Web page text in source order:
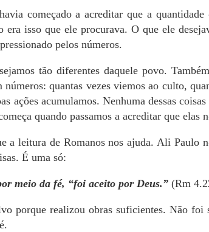
começado a acreditar que a
era isso que ele procurava. O que ele
pelos números.
tão diferentes daquele povo.
números: quantas vezes viemos ao culto,
ações acumulamos. Nenhuma dessas
quando passamos a acreditar que elas
a leitura de Romanos nos ajuda. Ali Paulo
É uma só:
meio da fé, “foi aceito por Deus.” (Rm
porque realizou obras suficientes. Não foi